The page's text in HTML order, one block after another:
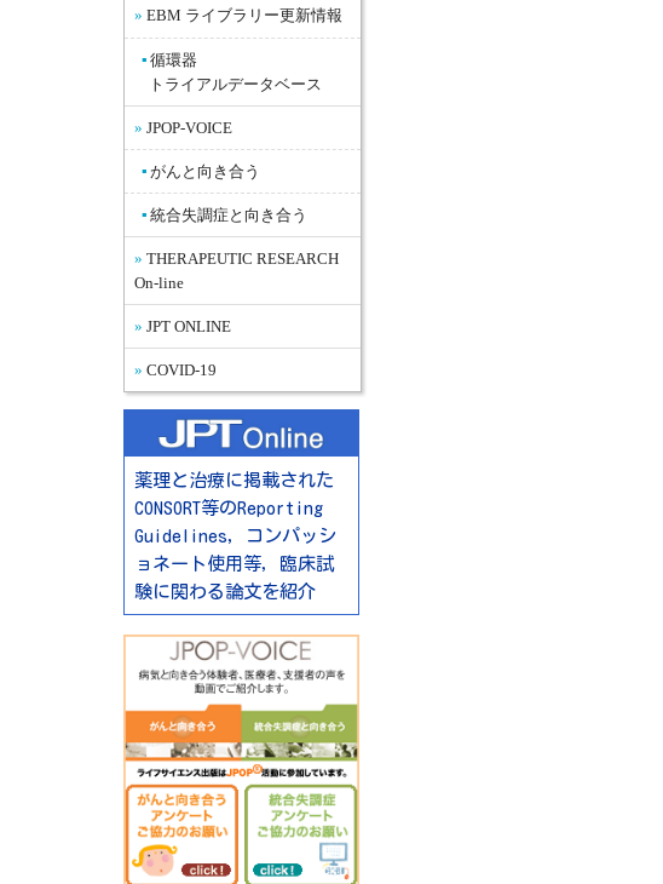
EBM ライブラリー更新情報
循環器
トライアルデータベース
JPOP-VOICE
がんと向き合う
統合失調症と向き合う
THERAPEUTIC RESEARCH
On-line
JPT ONLINE
COVID-19
薬理と治療に掲載された
CONSORT等のReporting
Guidelines，コンパッシ
ョネート使用等，臨床試
験に関わる論文を紹介